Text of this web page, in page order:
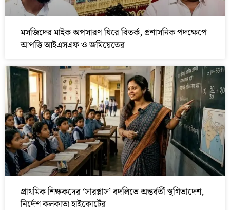
মসজিদের মাইক অপসারণ ঘিরে বিতর্ক, প্রশাসনিক পদক্ষেপে
আপত্তি আইএসএফ ও জমিয়েতের
প্রাথমিক শিক্ষকদের ‘সারপ্লাস’ বদলিতে অন্তর্বর্তী স্থগিতাদেশ,
নির্দেশ কলকাতা হাইকোর্টের